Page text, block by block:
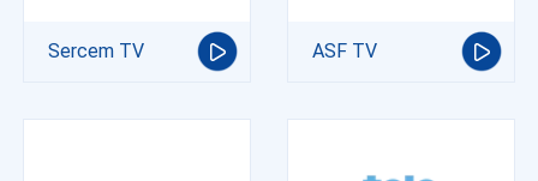
Sercem TV ASF TV